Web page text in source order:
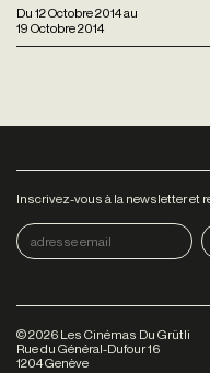
Du 12 Octobre 2014au
19 Octobre 2014
Inscrivez-vous à la newsletter et
©2026 Les Cinémas Du Grütli
Rue du Général-Dufour 16
1204 Genève